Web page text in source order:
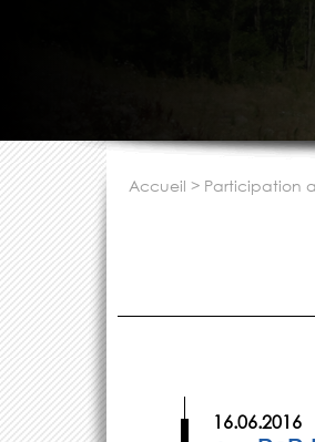
accueil > participation
16.06.2016